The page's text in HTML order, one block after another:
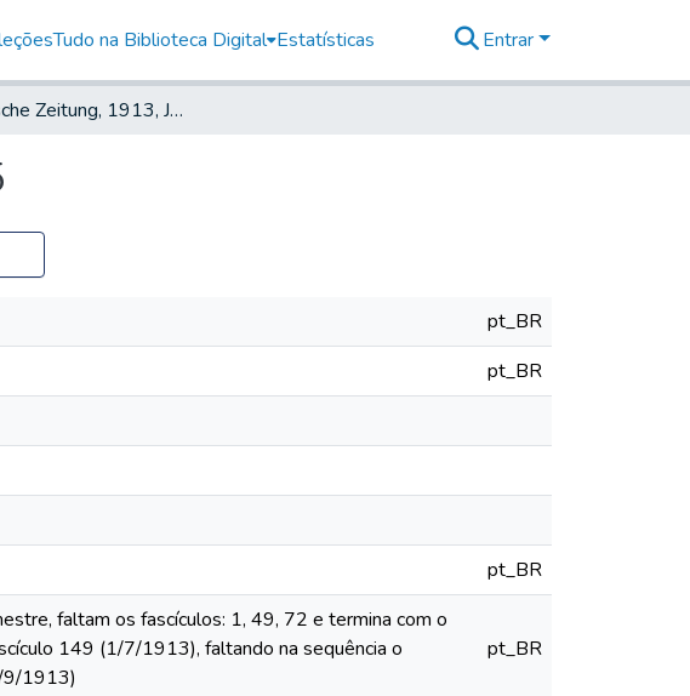
Tudo na Biblioteca Digital Estatísticas Entrar
Deutsche Zeitung, 1913, Jahrg. XVII, nr. 175
pt_BR
pt_BR
pt_BR
faltam os fascículos: 1, 49, 72 e termina com o
149 (1/7/1913), faltando na sequência o
9/1913)
pt_BR